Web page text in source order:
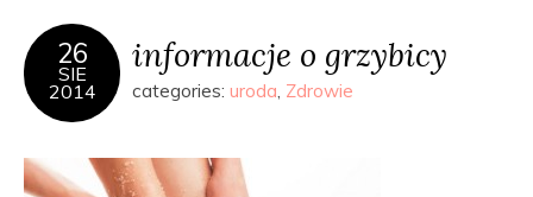
26
SIE
2014
informacje o grzybicy
categories: uroda, Zdrowie